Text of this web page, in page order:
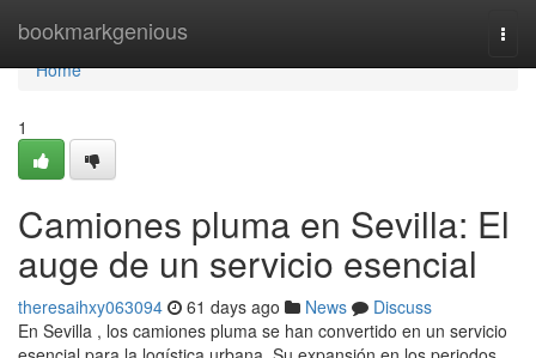
bookmarkgenious
Home
Home
1
Camiones pluma en Sevilla: El
auge de un servicio esencial
theresaihxy063094 61 days ago News
Discuss
En Sevilla , los camiones pluma se han convertido en un servicio